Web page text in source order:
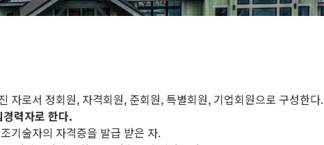
자로서 정회원, 자격회원, 준회원, 특별회원, 기업회원으로 구성한다.
력자로 한다.
기술자의 자격증을 발급 받은 자.